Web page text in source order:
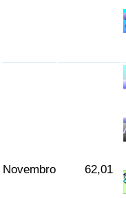
Novembro 62,01